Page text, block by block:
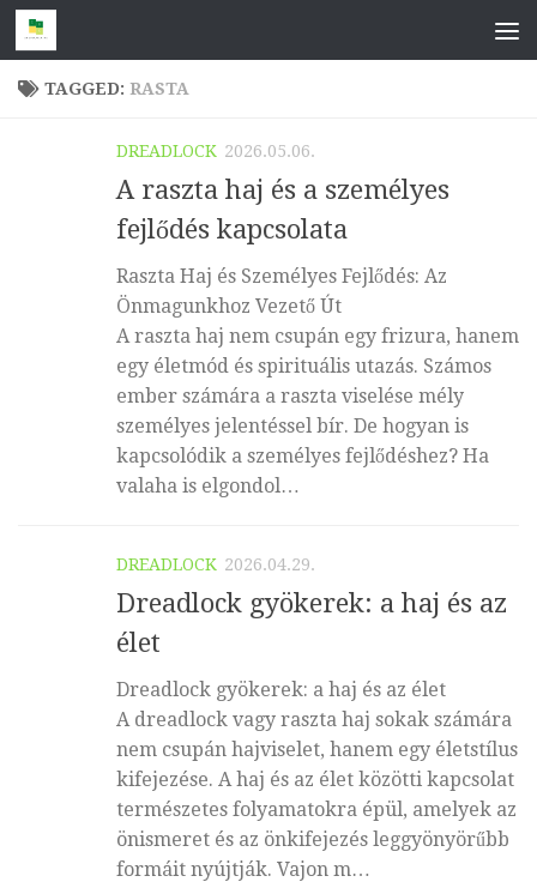
Skip to content
TAGGED: RASTA
DREADLOCK 2026.05.06.
A raszta haj és a személyes
fejlődés kapcsolata
Raszta Haj és Személyes Fejlődés: Az
Önmagunkhoz Vezető Út
A raszta haj nem csupán egy frizura, hanem
egy életmód és spirituális utazás. Számos
ember számára a raszta viselése mély
személyes jelentéssel bír. De hogyan is
kapcsolódik a személyes fejlődéshez? Ha
valaha is elgondol…
DREADLOCK 2026.04.29.
Dreadlock gyökerek: a haj és az
élet
Dreadlock gyökerek: a haj és az élet
A dreadlock vagy raszta haj sokak számára
nem csupán hajviselet, hanem egy életstílus
kifejezése. A haj és az élet közötti kapcsolat
természetes folyamatokra épül, amelyek az
önismeret és az önkifejezés leggyönyörűbb
formáit nyújtják. Vajon m…